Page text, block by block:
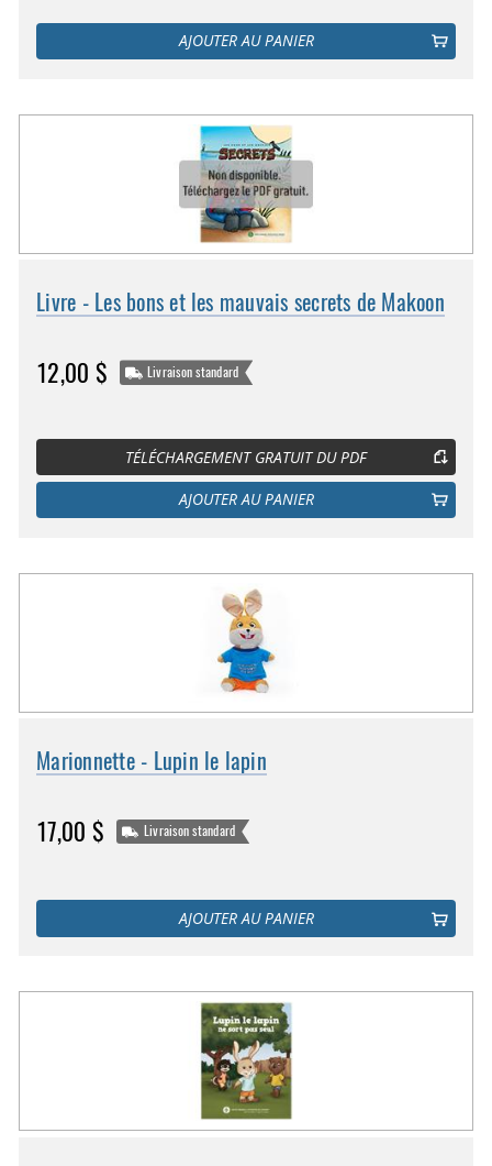
AJOUTER AU PANIER
Livre - Les bons et les mauvais secrets de Makoon
12,00 $ Livraison standard
TÉLÉCHARGEMENT GRATUIT DU PDF
AJOUTER AU PANIER
Marionnette - Lupin le lapin
17,00 $ Livraison standard
AJOUTER AU PANIER